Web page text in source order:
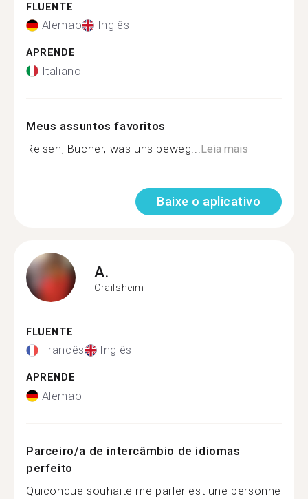
FLUENTE
Alemão Inglês
APRENDE
Italiano
Meus assuntos favoritos
Reisen, Bücher, was uns beweg... Leia mais
Baixe o aplicativo
A.
Crailsheim
FLUENTE
Francês Inglês
APRENDE
Alemão
Parceiro/a de intercâmbio de idiomas
perfeito
Quiconque souhaite me parler est une personne